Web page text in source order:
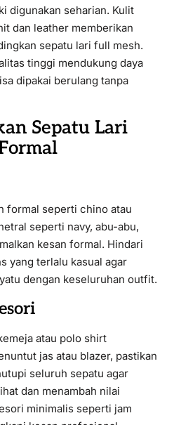
digunakan seharian. Kulit
dan leather memberikan
sepatu lari full mesh.
tinggi mendukung daya
dipakai berulang tanpa
Sepatu Lari
formal seperti chino atau
seperti navy, abu-abu,
kesan formal. Hindari
yang terlalu kasual agar
dengan keseluruhan outfit.
atau polo shirt
jas atau blazer, pastikan
seluruh sepatu agar
dan menambah nilai
minimalis seperti jam